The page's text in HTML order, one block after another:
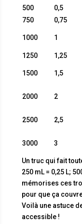
500 0,5
750
0,75
1000 1
1250
1,25
1500 1,5
2000 2
2500 2,5
3000 3
Un truc qui fait
250 mL = 0,25 L;
mémorises ces
pour que ça
Voilà une astuce
accessible !